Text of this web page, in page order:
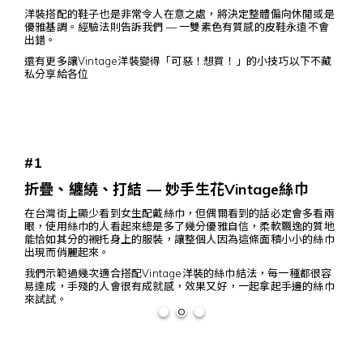
洋裝搭配的鞋子也是非常令人在意之處，將決定整體偏向休閒或是
優雅基調。經驗法則告訴我們 — 一雙素色有質感的皮鞋永遠不會
出錯。
還有更多讓Vintage洋裝變得「可惡！想買！」的小技巧以下不藏
私分享給各位
#1
折疊、纏繞、打結 — 妙手生花Vintage絲巾
在台灣街上顯少看到女生配戴絲巾，但偶爾看到的話必定會多看兩
眼，使用絲巾的人看起來總是多了幾分優雅自信，柔軟飄逸的質地
能恰如其分的襯托身上的服裝，讓整個人因為這條面積小小的絲巾
出現而俏麗起來。
我們示範過幾次適合搭配Vintage洋裝的絲巾結法，每一種都很容
易達成，手殘的人會很有成就感，效果又好，一起拿起手邊的絲巾
來試試。